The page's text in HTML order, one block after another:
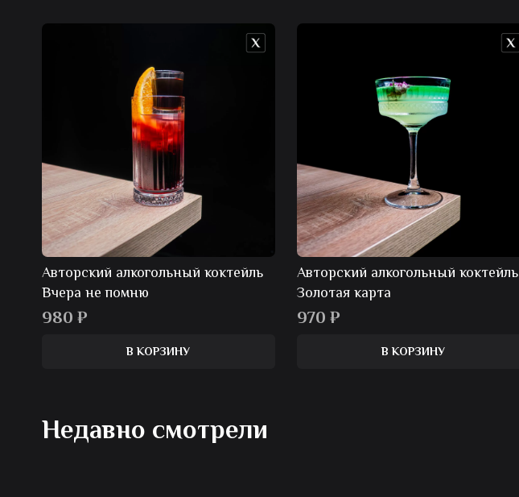
Авторский алкогольный коктейль
Вчера не помню
980 ₽
В КОРЗИНУ
Авторский алкогольный коктейль
Золотая карта
970 ₽
В КОРЗИНУ
Недавно смотрели